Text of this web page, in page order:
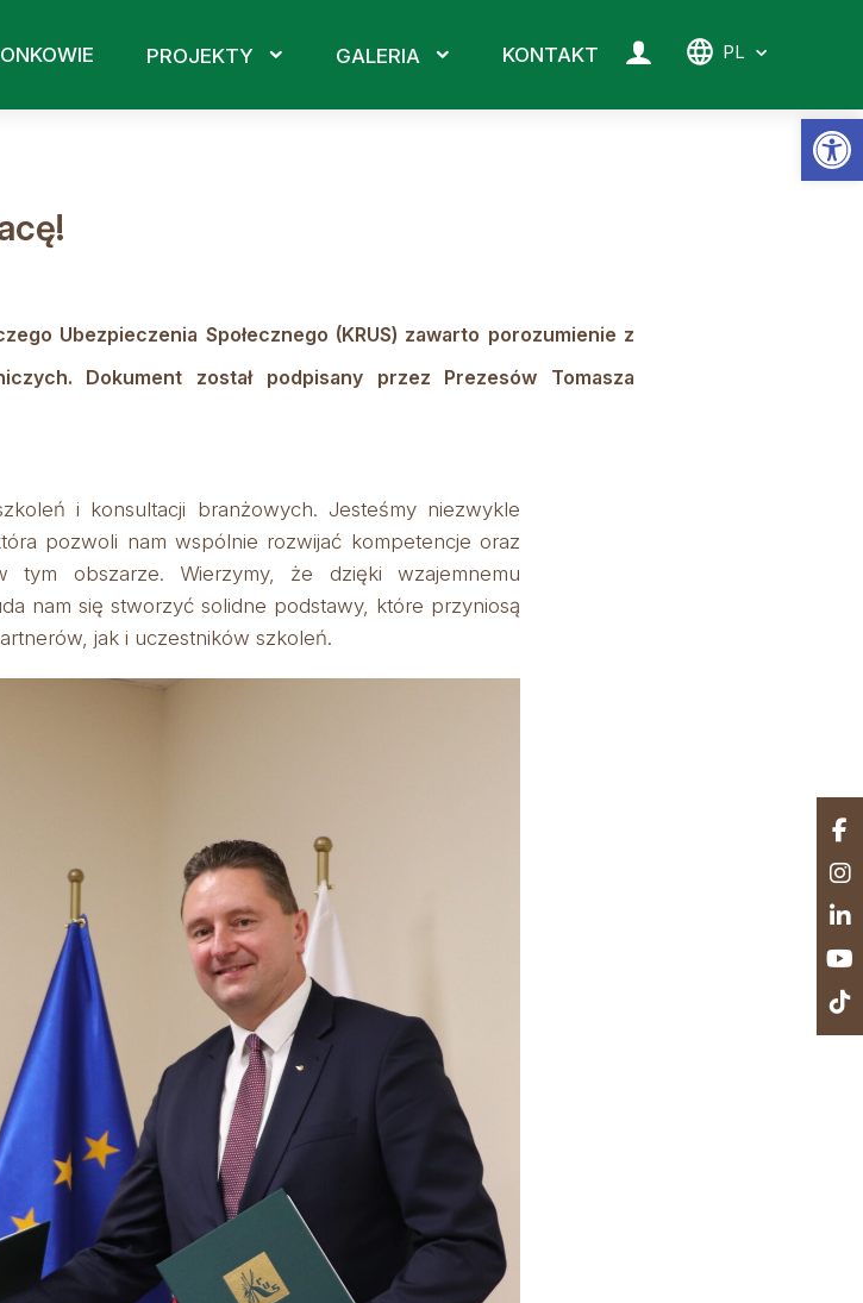
PROJEKTY GALERIA KONTAKT PL
Ubezpieczenia Społecznego (KRUS) zawarto porozumienie z
Dokument został podpisany przez Prezesów Tomasza
i konsultacji branżowych. Jesteśmy niezwykle
pozwoli nam wspólnie rozwijać kompetencje oraz
obszarze. Wierzymy, że dzięki wzajemnemu
nam się stworzyć solidne podstawy, które przyniosą
jak i uczestników szkoleń.